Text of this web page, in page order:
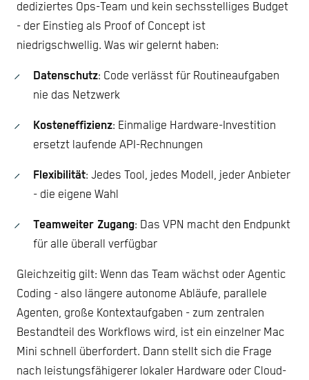
dediziertes Ops-Team und kein sechsstelliges Budget
- der Einstieg als Proof of Concept ist
niedrigschwellig. Was wir gelernt haben:
Datenschutz: Code verlässt für Routineaufgaben
nie das Netzwerk
Kosteneffizienz: Einmalige Hardware-Investition
ersetzt laufende API-Rechnungen
Flexibilität: Jedes Tool, jedes Modell, jeder Anbieter
- die eigene Wahl
Teamweiter Zugang: Das VPN macht den Endpunkt
für alle überall verfügbar
Gleichzeitig gilt: Wenn das Team wächst oder Agentic
Coding - also längere autonome Abläufe, parallele
Agenten, große Kontextaufgaben - zum zentralen
Bestandteil des Workflows wird, ist ein einzelner Mac
Mini schnell überfordert. Dann stellt sich die Frage
nach leistungsfähigerer lokaler Hardware oder Cloud-